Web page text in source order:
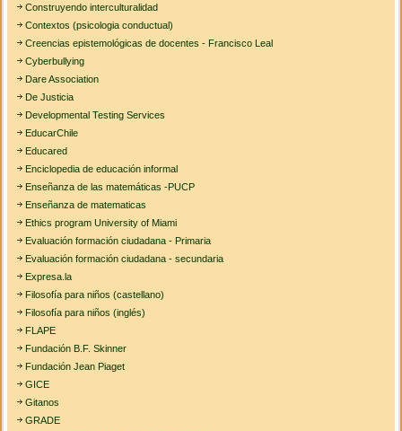
Construyendo interculturalidad
Contextos (psicologia conductual)
Creencias epistemológicas de docentes - Francisco Leal
Cyberbullying
Dare Association
De Justicia
Developmental Testing Services
EducarChile
Educared
Enciclopedia de educación informal
Enseñanza de las matemáticas -PUCP
Enseñanza de matematicas
Ethics program University of Miami
Evaluación formación ciudadana - Primaria
Evaluación formación ciudadana - secundaria
Expresa.la
Filosofía para niños (castellano)
Filosofía para niños (inglés)
FLAPE
Fundación B.F. Skinner
Fundación Jean Piaget
GICE
Gitanos
GRADE